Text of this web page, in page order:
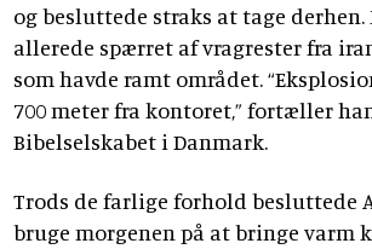
og besluttede straks at tage derhen.
allerede spærret af vragrester fra
som havde ramt området.
700 meter fra kontoret,” fortæller
Bibelselskabet i Danmark.
Trods de farlige forhold besluttede
bruge morgenen på at bringe varm